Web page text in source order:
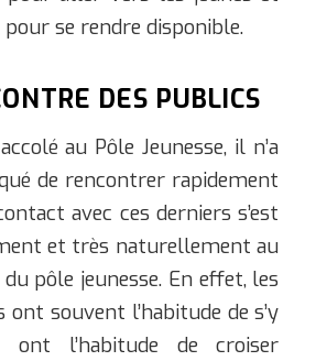
se rendre disponible.
DES PUBLICS
au Pôle Jeunesse, il n’a
de rencontrer rapidement
avec ces derniers s’est
et très naturellement au
pôle jeunesse. En effet, les
ont souvent l’habitude de s’y
l’habitude de croiser